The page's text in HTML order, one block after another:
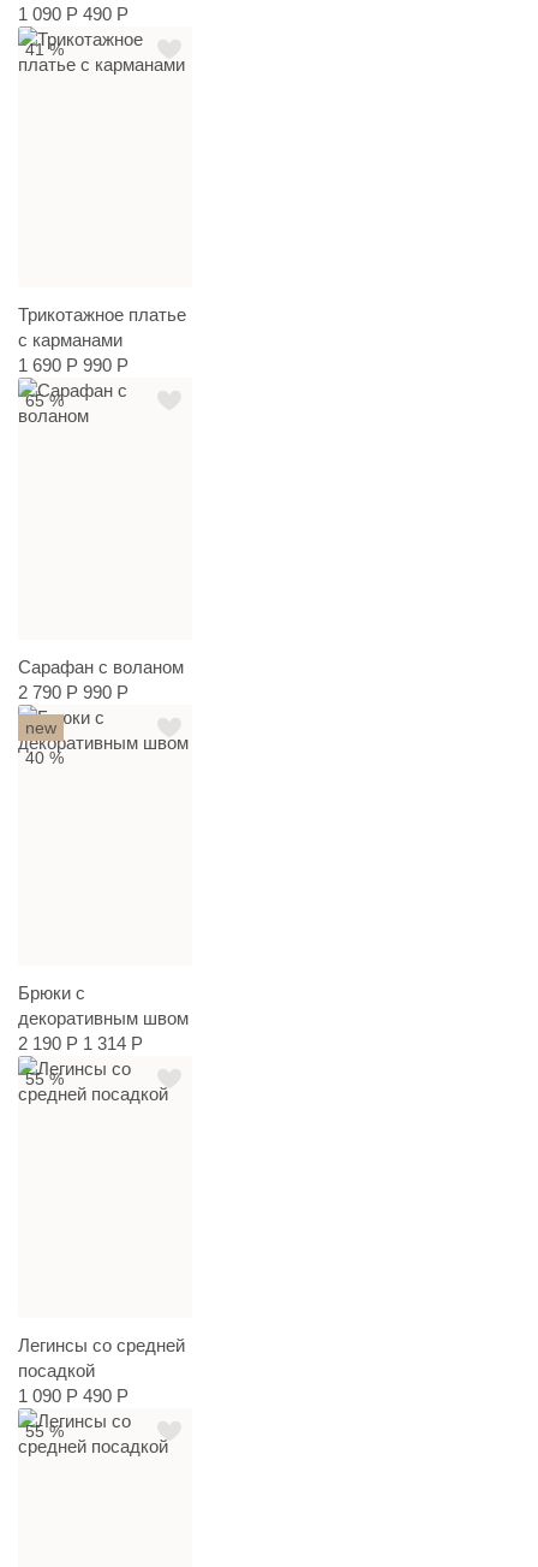
1 090 Р 490 Р
41 %
Трикотажное платье
с карманами
1 690 Р 990 Р
65 %
Сарафан с воланом
2 790 Р 990 Р
new
40 %
Брюки с
декоративным швом
2 190 Р 1 314 Р
55 %
Легинсы со средней
посадкой
1 090 Р 490 Р
55 %